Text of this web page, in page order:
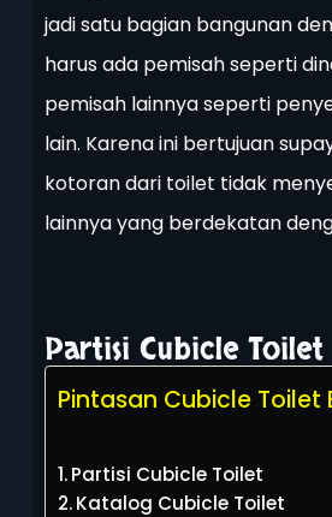
jadi satu bagian bangunan
harus ada pemisah seperti
pemisah lainnya seperti
lain. Karena ini bertujuan
kotoran dari toilet tidak
lainnya yang berdekatan
Partisi Cubicle Toilet
Pintasan Cubicle Toilet
Partisi Cubicle Toilet
Katalog Cubicle Toilet